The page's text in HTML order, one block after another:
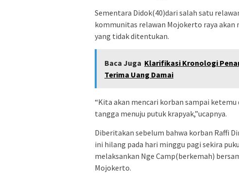
Sementara Didok(40)dari salah satu
kommunitas relawan Mojokerto raya
yang tidak ditentukan.
Baca Juga Klarifikasi Kronologi
Terima Uang Damai
“Kita akan mencari korban sampai
tangga menuju putuk krapyak,”ucapnya.
Diberitakan sebelum bahwa korban Raffi
ini hilang pada hari minggu pagi sekira
melaksankan Nge Camp(berkemah)
Mojokerto.